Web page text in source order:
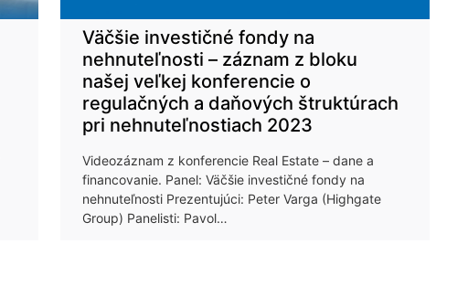
Väčšie investičné fondy na
nehnuteľnosti – záznam z bloku
našej veľkej konferencie o
regulačných a daňových štruktúrach
pri nehnuteľnostiach 2023
Videozáznam z konferencie Real Estate – dane a
financovanie. Panel: Väčšie investičné fondy na
nehnuteľnosti Prezentujúci: Peter Varga (Highgate
Group) Panelisti: Pavol…